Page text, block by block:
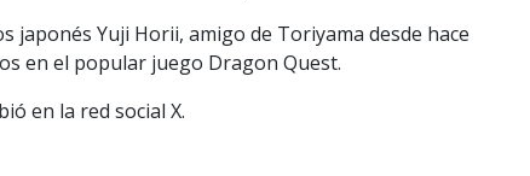
japonés Yuji Horii, amigo de Toriyama desde hace
en el popular juego Dragon Quest.
en la red social X.